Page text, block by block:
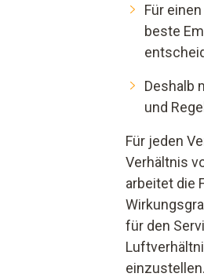
Für
beste
Deshalb
und
Für jeden
Verhältnis
arbeitet die
für den
einzustellen.